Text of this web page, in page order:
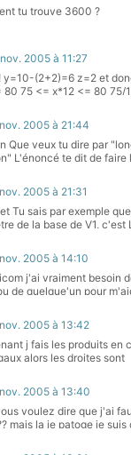
tu trouve 3600 ?
2005 à 11:27
y=10-(2+2)=6 z=2 et
80 75 <= x*12 <= 80 75/
2005 à 21:44
Que veux tu dire par
L'énoncé te dit de faire
que tu dois auparavant
la somme des
2005 est 2+0+0+5
les formules des
2005 à 21:31
Tu sais par exemple
de la base de V1, c'est
L x l. Donc que le volume
B, c'est l x L... Donc les
ont le même volume...
pour la seconde
Mais par contre, si ma
de la premiere partie
trouver 0 pour "V1-
V1 et V2 sont identiques...
2005 à 14:10
j'ai vraiment besoin
de quelque'un pour
mon énoncer page 3
2005 à 13:42
j fais les produits en
alors les droites sont
2005 à 13:40
voulez dire que j'ai
mais la je patoge je suis
vous m'aider??